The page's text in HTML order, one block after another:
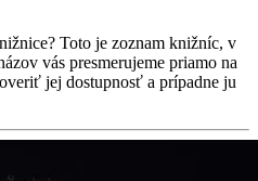
Toto je zoznam knižníc, v
vás presmerujeme priamo na
jej dostupnosť a prípadne ju